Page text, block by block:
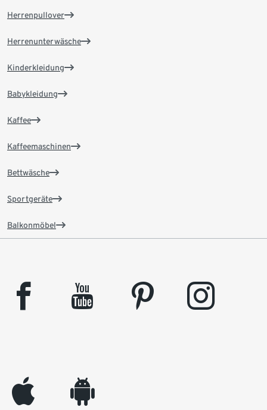
Herrenpullover
Herrenunterwäsche
Kinderkleidung
Babykleidung
Kaffee
Kaffeemaschinen
Bettwäsche
Sportgeräte
Balkonmöbel
facebook youtube pinterest instagram
appleinc android